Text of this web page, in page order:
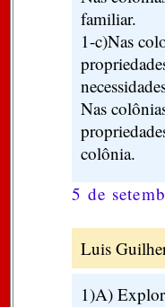
familiar.
1-c)Nas
Nas
colônia.
5 de
Luis
1)A)